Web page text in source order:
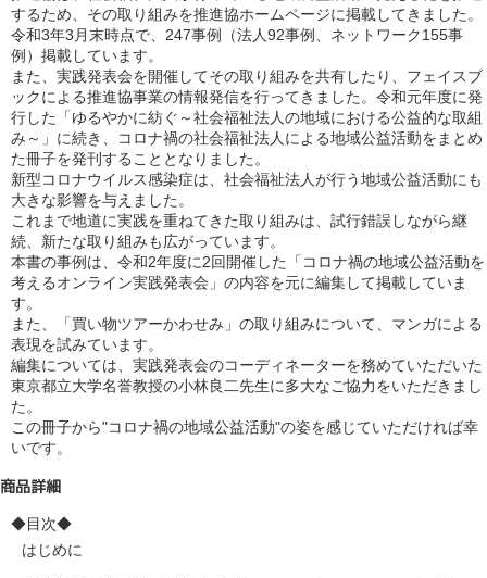
するため、その取り組みを推進協ホームページに掲載してきました。
令和3年3月末時点で、247事例（法人92事例、ネットワーク155事
例）掲載しています。
また、実践発表会を開催してその取り組みを共有したり、フェイスブ
ックによる推進協事業の情報発信を行ってきました。令和元年度に発
行した「ゆるやかに紡ぐ～社会福祉法人の地域における公益的な取組
み～」に続き、コロナ禍の社会福祉法人による地域公益活動をまとめ
た冊子を発刊することとなりました。
新型コロナウイルス感染症は、社会福祉法人が行う地域公益活動にも
大きな影響を与えました。
これまで地道に実践を重ねてきた取り組みは、試行錯誤しながら継
続、新たな取り組みも広がっています。
本書の事例は、令和2年度に2回開催した「コロナ禍の地域公益活動を
考えるオンライン実践発表会」の内容を元に編集して掲載していま
す。
また、「買い物ツアーかわせみ」の取り組みについて、マンガによる
表現を試みています。
編集については、実践発表会のコーディネーターを務めていただいた
東京都立大学名誉教授の小林良二先生に多大なご協力をいただきまし
た。
この冊子から"コロナ禍の地域公益活動"の姿を感じていただければ幸
いです。
商品詳細
◆目次◆
はじめに